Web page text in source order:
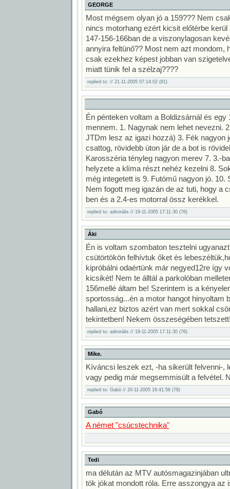
GEORGE
Most mégsem olyan jó a 159??? Nem
nincs motorhang ezért kicsit előtérbe
147-156-166ban de a viszonylagosan
annyira feltünő?? Most nem azt mondom,
csak ezekhez képest jobban van
miatt tünik fel a szélzaj????
replied to: // 21-11-2005 07:14:02 (81)
Én pénteken voltam a Boldizsárnál és egy
mennem. 1. Nagynak nem lehet nevezni.
JTDm lesz az igazi hozzá) 3. Fék nagyon
csattog, rövidebb úton jár de a bot is
Karosszéria tényleg nagyon merev 7. 3.-
helyzete a klíma részt nehéz kezelni 8.
még integetett is 9. Futómű nagyon jó. 10.
Nem fogott meg igazán de az tuti, hogy a
ben és a 2.4-es motorral össz kerékkel.
replied to: admirális // 19-11-2005 17:11:30 (76)
Áki
Én is voltam szombaton tesztelni
csütörtökön felhívtuk őket és
kipróbálni odaértünk már negyed12re így
kicsikét! Nem te álltál a parkolóban
156mellé áltam be! Szerintem is a
sportosság...én a motor hangot hinyoltam
hallani,ez biztos azért van mert sokkal
tekintetben! Nekem összeségében
replied to: admirális // 19-11-2005 17:11:30 (76)
Mike.
Kíváncsi leszek ezt, -ha sikerült felvenni-,
vagy pedig már megsemmisült a felvétel.
replied to: Gabó // 20-11-2005 16:41:56 (78)
Gabó
A német "csúcstechnika"
Tedi
ma délután az MTV autósmagazinjában
tök jókat mondott róla. Erre asszongya az